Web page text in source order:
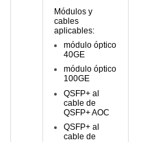
Módulos y
cables
aplicables:
módulo óptico
40GE
módulo óptico
100GE
QSFP+ al
cable de
QSFP+ AOC
QSFP+ al
cable de